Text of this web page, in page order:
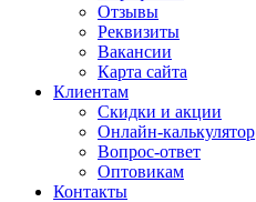
Отзывы
Реквизиты
Вакансии
Карта сайта
Клиентам
Скидки и акции
Онлайн-калькулятор
Вопрос-ответ
Оптовикам
Контакты